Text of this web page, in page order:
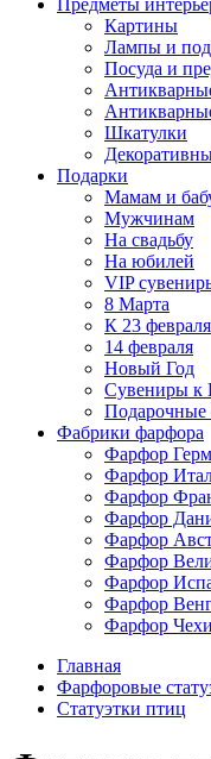
Предметы
Картины
Лампы и
Посуда и
Шкатулки
Подарки
Мамам и
Мужчинам
На свадьбу
На юбилей
VIP
8 Марта
К 23 февраля
14 февраля
Новый Год
Сувениры к
Подарочные
Фабрики фарфора
Фарфор
Фарфор
Фарфор
Фарфор
Фарфор
Фарфор
Фарфор
Фарфор
Фарфор
Главная
Фарфоровые
Cтатуэтки птиц